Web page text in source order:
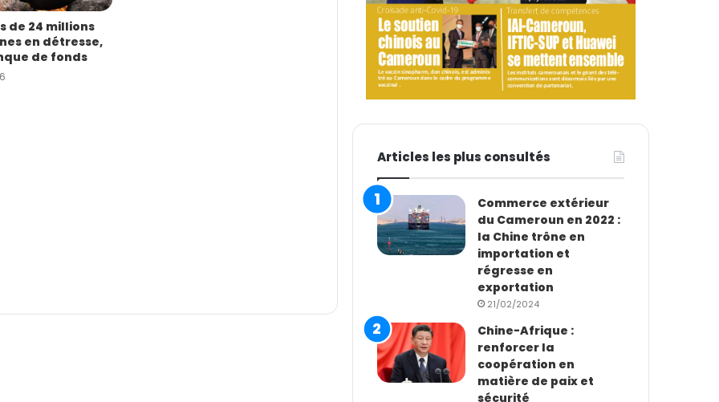
de 24 millions
en détresse,
de fonds
Articles les plus consultés
Commerce extérieur
du Cameroun en 2022 :
la Chine trône en
importation et
régresse en
exportation
21/02/2024
Chine-Afrique :
renforcer la
coopération en
matière de paix et
sécurité